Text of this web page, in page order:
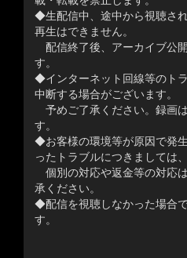
◆生配信中、途中から視聴さ
再生はできません。
配信終了後、アーカイブ公
す。
◆インターネット回線等のト
中断する場合がございます。
予めご了承ください。録画
す。
◆お客様の環境等が原因で発
ったトラブルにつきましては、
個別の対応や返金等の対応
承ください。
◆配信を視聴しなかった場合
す。